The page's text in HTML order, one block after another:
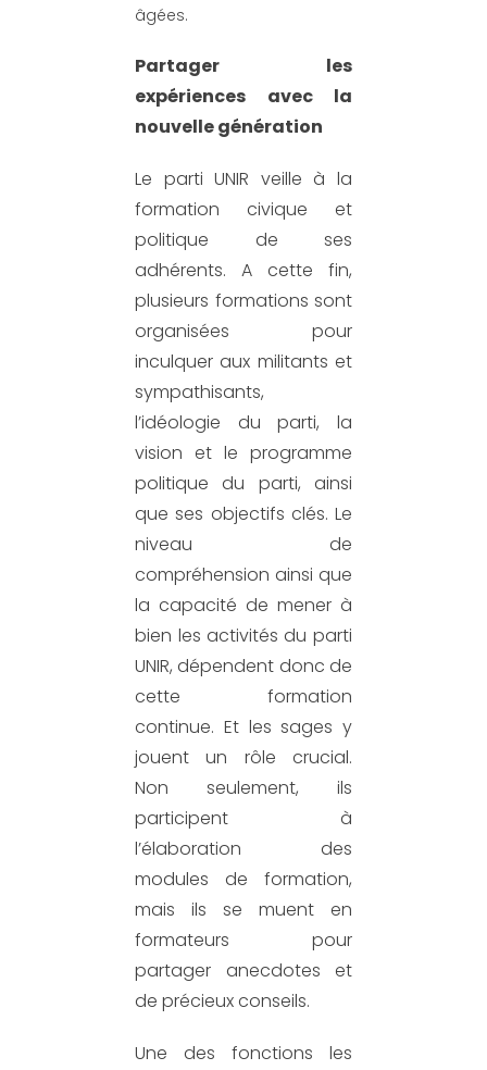
âgées.
Partager les
expériences avec la
nouvelle génération
Le parti UNIR veille à la
formation civique et
politique de ses
adhérents.A cette fin,
plusieurs formations sont
organisées pour
inculquer aux militants et
sympathisants,
l’idéologie du parti, la
visionet le programme
politique du parti, ainsi
que ses objectifs clés. Le
niveau de
compréhension ainsi que
la capacité de mener à
bien les activités du parti
UNIR, dépendent donc de
cette formation
continue. Et les sages y
jouent un rôle crucial.
Non seulement, ils
participent à
l’élaboration des
modules de formation,
mais ils se muent en
formateurs pour
partager anecdotes et
de précieux conseils.
Une des fonctions les